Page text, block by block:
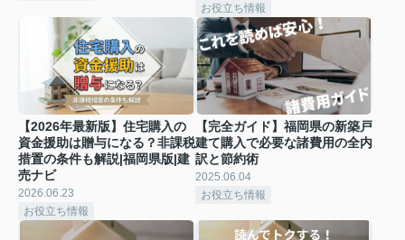
お役立ち情報
【2026年最新版】住宅購入の
資金援助は贈与になる？非課税
措置の条件も解説|福岡県版|建
売ナビ
2026.06.23
お役立ち情報
【完全ガイド】福岡県の新築戸
建て購入で必要な諸費用の全内
訳と節約術
2025.06.04
お役立ち情報